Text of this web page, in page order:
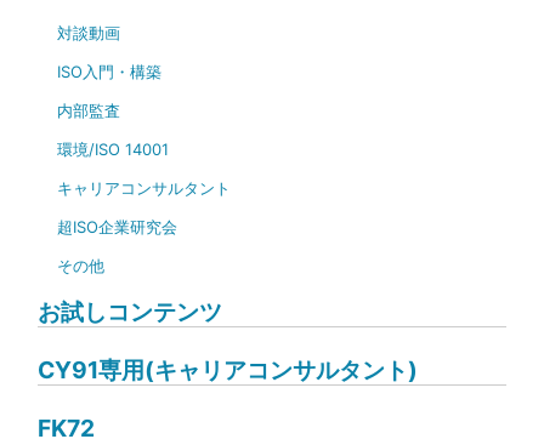
対談動画
ISO入門・構築
内部監査
環境/ISO 14001
キャリアコンサルタント
超ISO企業研究会
その他
お試しコンテンツ
CY91専用(キャリアコンサルタント)
FK72